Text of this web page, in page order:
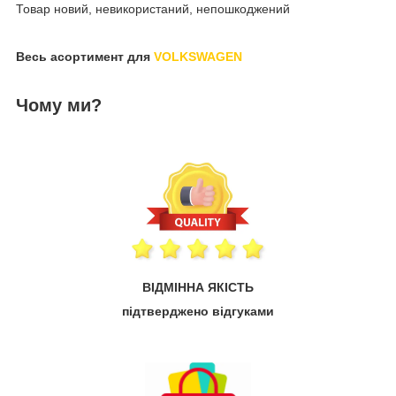
Товар новий, невикористаний, непошкоджений
Весь асортимент для VOLKSWAGEN
Чому ми?
ВІДМІННА ЯКІСТЬ
підтверджено відгуками